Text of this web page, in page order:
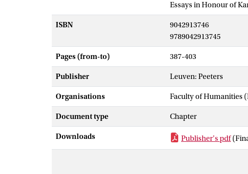
Essays in Honour of
ISBN
9042913746
9789042913745
Pages (from-to) 387-403
Publisher Leuven: Peeters
Organisations Faculty of Humanities
Document type Chapter
Downloads Publisher's pdf